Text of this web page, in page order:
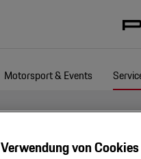
Motorsport & Events
Verwendung von Cookies